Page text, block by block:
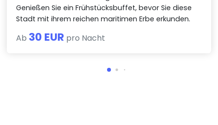
Genießen Sie ein Frühstücksbuffet, bevor Sie diese
Stadt mit ihrem reichen maritimen Erbe erkunden.
Ab 30 EUR pro Nacht